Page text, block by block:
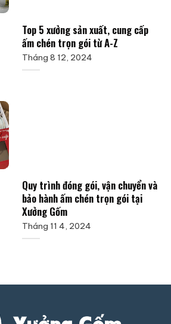
Top 5 xưởng sản xuất, cung cấp
ấm chén trọn gói từ A-Z
Tháng 8 12, 2024
Quy trình đóng gói, vận chuyển và
bảo hành ấm chén trọn gói tại
Xưởng Gốm
Tháng 11 4, 2024